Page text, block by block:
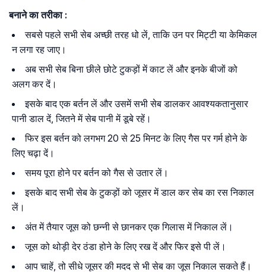
बनाने का तरीका :
सबसे पहले सभी सेब अच्छी तरह धो लें, ताकि उन पर मिट्टी या केमिकल
न लगा रह जाए।
अब सभी सेब बिना छीले छोटे टुकड़ों में काट लें और इनके बीजों को
अलग कर दें।
इसके बाद एक बर्तन लें और उसमें सभी सेब डालकर आवश्यकतानुसार
पानी डाल दें, जितने में सेब पानी में डूबे रहें।
फिर इस बर्तन को लगभग 20 से 25 मिनट के लिए गैस पर गर्म होने के
लिए चढ़ा दें।
समय पूरा होने पर बर्तन को गैस से उतार लें।
इसके बाद सभी सेब के टुकड़ों को जूसर में डाल कर सेब का रस निकाल
लें।
अंत में तैयार जूस को छन्नी से छानकर एक गिलास में निकाल लें।
जूस को थोड़ी देर ठंडा होने के लिए रख दें और फिर इसे पी लें।
आप चाहें, तो सीधे जूसर की मदद से भी सेब का जूस निकाल सकते हैं।